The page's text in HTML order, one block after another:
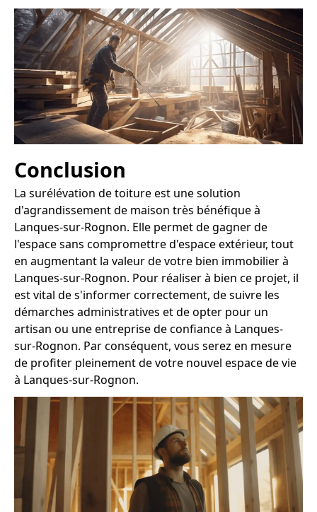
Conclusion
La surélévation de toiture est une solution
d'agrandissement de maison très bénéfique à
Lanques-sur-Rognon. Elle permet de gagner de
l'espace sans compromettre d'espace extérieur, tout
en augmentant la valeur de votre bien immobilier à
Lanques-sur-Rognon. Pour réaliser à bien ce projet, il
est vital de s'informer correctement, de suivre les
démarches administratives et de opter pour un
artisan ou une entreprise de confiance à Lanques-
sur-Rognon. Par conséquent, vous serez en mesure
de profiter pleinement de votre nouvel espace de vie
à Lanques-sur-Rognon.